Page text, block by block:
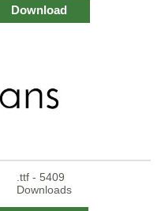
Download
.ttf - 5409
Downloads